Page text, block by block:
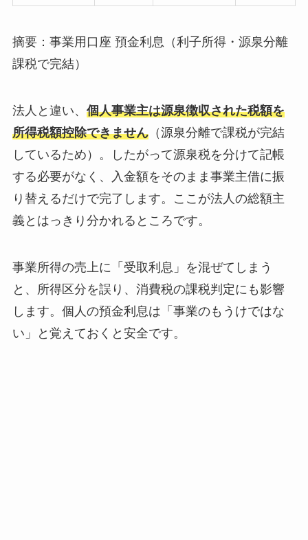
摘要：事業用口座 預金利息（利子所得・源泉分離
課税で完結）
法人と違い、 個人事業主は源泉徴収された税額を
所得税額控除できません（源泉分離で課税が完結
しているため）。したがって源泉税を分けて記帳
する必要がなく、入金額をそのまま事業主借に振
り替えるだけで完了します。ここが法人の総額主
義とはっきり分かれるところです。
事業所得の売上に「受取利息」を混ぜてしまう
と、所得区分を誤り、消費税の課税判定にも影響
します。個人の預金利息は「事業のもうけではな
い」と覚えておくと安全です。